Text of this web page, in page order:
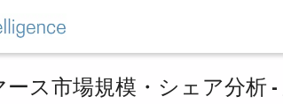
ス市場規模・シェア分析